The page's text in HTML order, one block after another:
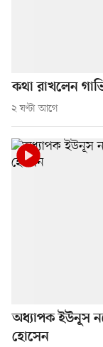
কথা রাখলেন
২ ঘণ্টা আগে
অধ্যাপক ইউনূস
হোসেন